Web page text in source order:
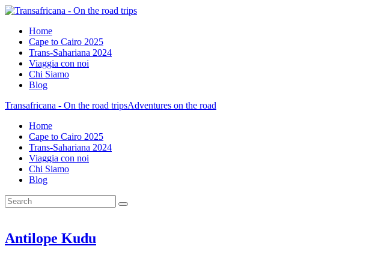
Home
Cape to Cairo 2025
Trans-Sahariana 2024
Viaggia con noi
Chi Siamo
Blog
Transafricana - On the road tripsAdventures on the road
Home
Cape to Cairo 2025
Trans-Sahariana 2024
Viaggia con noi
Chi Siamo
Blog
Antilope Kudu